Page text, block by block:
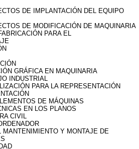
DE IMPLANTACIÓN DEL EQUIPO
DE MODIFICACIÓN DE MAQUINARIA
PARA EL
GRÁFICA EN MAQUINARIA
INDUSTRIAL
PARA LA REPRESENTACIÓN
DE MÁQUINAS
EN LOS PLANOS
CIVIL
MANTENIMIENTO Y MONTAJE DE